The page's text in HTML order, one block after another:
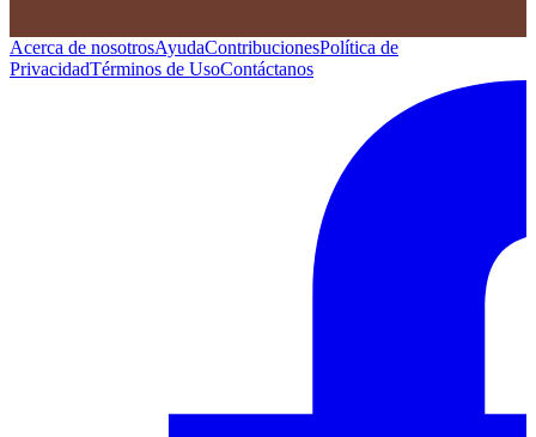
Acerca de nosotrosAyudaContribucionesPolítica de
PrivacidadTérminos de UsoContáctanos